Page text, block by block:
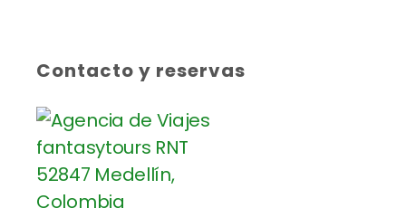
Contacto y reservas